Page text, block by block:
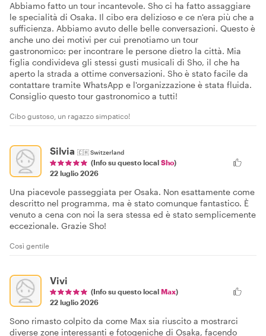
Abbiamo fatto un tour incantevole. Sho ci ha fatto assaggiare
le specialità di Osaka. Il cibo era delizioso e ce n'era più che a
sufficienza. Abbiamo avuto delle belle conversazioni. Questo è
anche uno dei motivi per cui prenotiamo un tour
gastronomico: per incontrare le persone dietro la città. Mia
figlia condivideva gli stessi gusti musicali di Sho, il che ha
aperto la strada a ottime conversazioni. Sho è stato facile da
contattare tramite WhatsApp e l'organizzazione è stata fluida.
Consiglio questo tour gastronomico a tutti!
Cibo gustoso, un ragazzo simpatico!
Silvia 🇨🇭Switzerland
(Info su questo local Sho)
22 luglio 2026
Una piacevole passeggiata per Osaka. Non esattamente come
descritto nel programma, ma è stato comunque fantastico. È
venuto a cena con noi la sera stessa ed è stato semplicemente
eccezionale. Grazie Sho!
Così gentile
Vivi
(Info su questo local Max)
22 luglio 2026
Sono rimasto colpito da come Max sia riuscito a mostrarci
diverse zone interessanti e fotogeniche di Osaka, facendo